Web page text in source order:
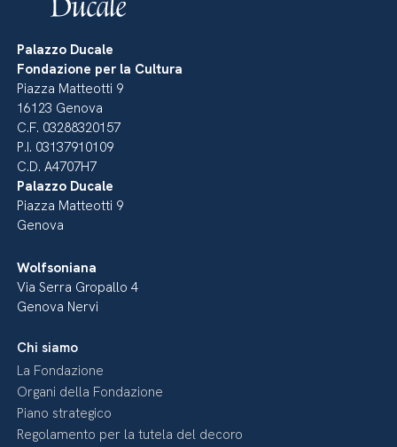
Palazzo Ducale
Fondazione per la Cultura
Piazza Matteotti 9
16123 Genova
C.F. 03288320157
P.I. 03137910109
C.D. A4707H7
Palazzo Ducale
Piazza Matteotti 9
Genova
Wolfsoniana
Via Serra Gropallo 4
Genova Nervi
Chi siamo
La Fondazione
Organi della Fondazione
Piano strategico
Regolamento per la tutela del decoro